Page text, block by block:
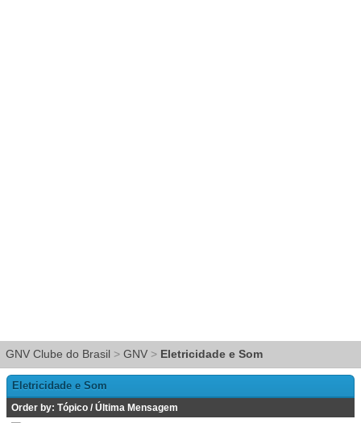
GNV Clube do Brasil > GNV > Eletricidade e Som
Eletricidade e Som
Order by: Tópico / Última Mensagem